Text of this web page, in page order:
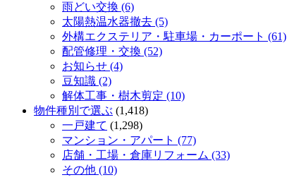
雨どい交換 (6)
太陽熱温水器撤去 (5)
外構エクステリア・駐車場・カーポート (61)
配管修理・交換 (52)
お知らせ (4)
豆知識 (2)
解体工事・樹木剪定 (10)
物件種別で選ぶ (1,418)
一戸建て (1,298)
マンション・アパート (77)
店舗・工場・倉庫リフォーム (33)
その他 (10)